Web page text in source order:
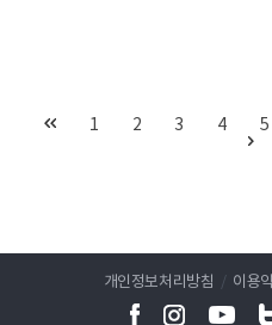
1 2 3 4 5
개인정보처리방침 / 이용